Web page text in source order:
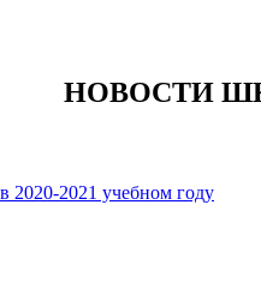
НОВОСТИ
2020-2021 учебном году